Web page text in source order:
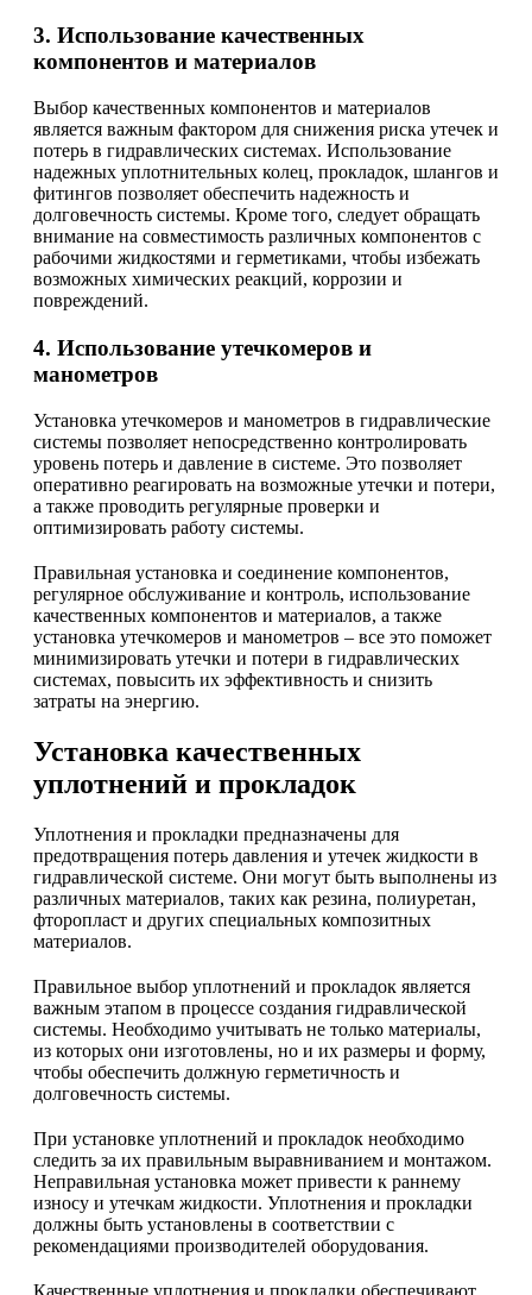
3. Использование качественных
компонентов и материалов
Выбор качественных компонентов и материалов
является важным фактором для снижения риска утечек и
потерь в гидравлических системах. Использование
надежных уплотнительных колец, прокладок, шлангов и
фитингов позволяет обеспечить надежность и
долговечность системы. Кроме того, следует обращать
внимание на совместимость различных компонентов с
рабочими жидкостями и герметиками, чтобы избежать
возможных химических реакций, коррозии и
повреждений.
4. Использование утечкомеров и
манометров
Установка утечкомеров и манометров в гидравлические
системы позволяет непосредственно контролировать
уровень потерь и давление в системе. Это позволяет
оперативно реагировать на возможные утечки и потери,
а также проводить регулярные проверки и
оптимизировать работу системы.
Правильная установка и соединение компонентов,
регулярное обслуживание и контроль, использование
качественных компонентов и материалов, а также
установка утечкомеров и манометров – все это поможет
минимизировать утечки и потери в гидравлических
системах, повысить их эффективность и снизить
затраты на энергию.
Установка качественных
уплотнений и прокладок
Уплотнения и прокладки предназначены для
предотвращения потерь давления и утечек жидкости в
гидравлической системе. Они могут быть выполнены из
различных материалов, таких как резина, полиуретан,
фторопласт и других специальных композитных
материалов.
Правильное выбор уплотнений и прокладок является
важным этапом в процессе создания гидравлической
системы. Необходимо учитывать не только материалы,
из которых они изготовлены, но и их размеры и форму,
чтобы обеспечить должную герметичность и
долговечность системы.
При установке уплотнений и прокладок необходимо
следить за их правильным выравниванием и монтажом.
Неправильная установка может привести к раннему
износу и утечкам жидкости. Уплотнения и прокладки
должны быть установлены в соответствии с
рекомендациями производителей оборудования.
Качественные уплотнения и прокладки обеспечивают